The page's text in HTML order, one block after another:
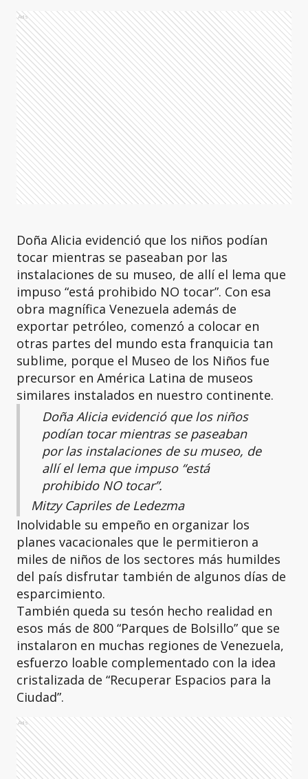
Ads
Doña Alicia evidenció que los niños podían
tocar mientras se paseaban por las
instalaciones de su museo, de allí el lema que
impuso “está prohibido NO tocar”. Con esa
obra magnífica Venezuela además de
exportar petróleo, comenzó a colocar en
otras partes del mundo esta franquicia tan
sublime, porque el Museo de los Niños fue
precursor en América Latina de museos
similares instalados en nuestro continente.
Doña Alicia evidenció que los niños
podían tocar mientras se paseaban
por las instalaciones de su museo, de
allí el lema que impuso “está
prohibido NO tocar”.
Mitzy Capriles de Ledezma
Inolvidable su empeño en organizar los
planes vacacionales que le permitieron a
miles de niños de los sectores más humildes
del país disfrutar también de algunos días de
esparcimiento.
También queda su tesón hecho realidad en
esos más de 800 “Parques de Bolsillo” que se
instalaron en muchas regiones de Venezuela,
esfuerzo loable complementado con la idea
cristalizada de “Recuperar Espacios para la
Ciudad”.
Ads